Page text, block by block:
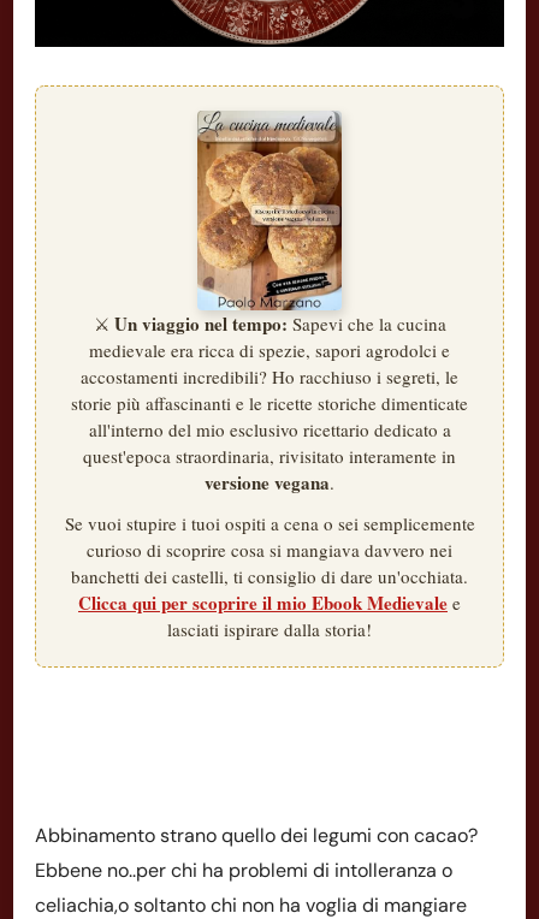
⚔️ Un viaggio nel tempo: Sapevi che la cucina
medievale era ricca di spezie, sapori agrodolci e
accostamenti incredibili? Ho racchiuso i segreti, le
storie più affascinanti e le ricette storiche dimenticate
all'interno del mio esclusivo ricettario dedicato a
quest'epoca straordinaria, rivisitato interamente in
versione vegana.
Se vuoi stupire i tuoi ospiti a cena o sei semplicemente
curioso di scoprire cosa si mangiava davvero nei
banchetti dei castelli, ti consiglio di dare un'occhiata.
Clicca qui per scoprire il mio Ebook Medievale e
lasciati ispirare dalla storia!
Abbinamento strano quello dei legumi con cacao?
Ebbene no..per chi ha problemi di intolleranza o
celiachia,o soltanto chi non ha voglia di mangiare